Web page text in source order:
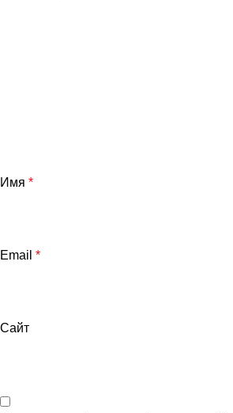
Имя *
Email *
Сайт